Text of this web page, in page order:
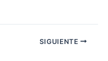
SIGUIENTE